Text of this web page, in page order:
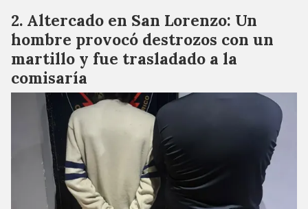
Altercado en San Lorenzo: Un
hombre provocó destrozos con un
martillo y fue trasladado a la
comisaría